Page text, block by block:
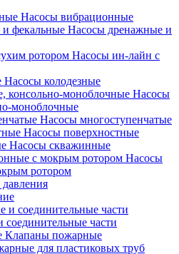
Насосы вибрационные
Насосы дренажные и
Насосы ин-лайн с
Насосы колодезные
Насосы
моноблочные
Насосы многоступенчатые
Насосы поверхностные
Насосы скважинные
Насосы
ротором
давления
части
Клапаны пожарные